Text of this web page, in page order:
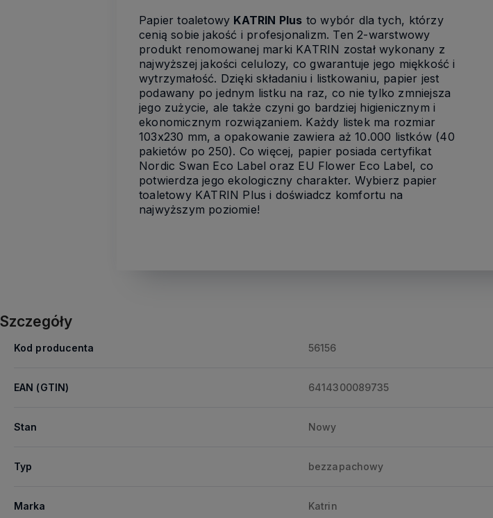
Papier toaletowy KATRIN Plus to wybór dla tych, którzy
cenią sobie jakość i profesjonalizm. Ten 2-warstwowy
produkt renomowanej marki KATRIN został wykonany z
najwyższej jakości celulozy, co gwarantuje jego miękkość i
wytrzymałość. Dzięki składaniu i listkowaniu, papier jest
podawany po jednym listku na raz, co nie tylko zmniejsza
jego zużycie, ale także czyni go bardziej higienicznym i
ekonomicznym rozwiązaniem. Każdy listek ma rozmiar
103x230 mm, a opakowanie zawiera aż 10.000 listków (40
pakietów po 250). Co więcej, papier posiada certyfikat
Nordic Swan Eco Label oraz EU Flower Eco Label, co
potwierdza jego ekologiczny charakter. Wybierz papier
toaletowy KATRIN Plus i doświadcz komfortu na
najwyższym poziomie!
Szczegóły
Kod producenta 56156
EAN (GTIN) 6414300089735
Stan Nowy
Typ bezzapachowy
Marka Katrin